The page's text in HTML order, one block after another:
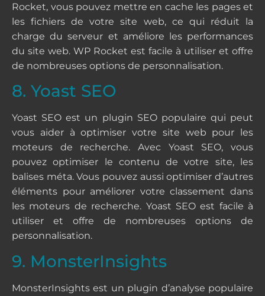
Rocket, vous pouvez mettre en cache les pages et
les fichiers de votre site web, ce qui réduit la
charge du serveur et améliore les performances
du site web. WP Rocket est facile à utiliser et offre
de nombreuses options de personnalisation.
8. Yoast SEO
Yoast SEO est un plugin SEO populaire qui peut
vous aider à optimiser votre site web pour les
moteurs de recherche. Avec Yoast SEO, vous
pouvez optimiser le contenu de votre site, les
balises méta. Vous pouvez aussi optimiser d’autres
éléments pour améliorer votre classement dans
les moteurs de recherche. Yoast SEO est facile à
utiliser et offre de nombreuses options de
personnalisation.
9. MonsterInsights
MonsterInsights est un plugin d’analyse populaire